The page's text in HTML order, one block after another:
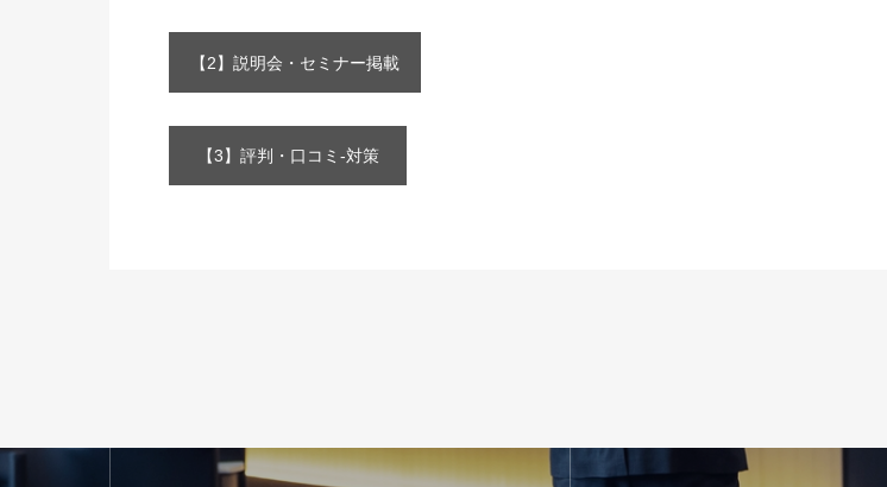
【2】説明会・セミナー掲載
【3】評判・口コミ-対策